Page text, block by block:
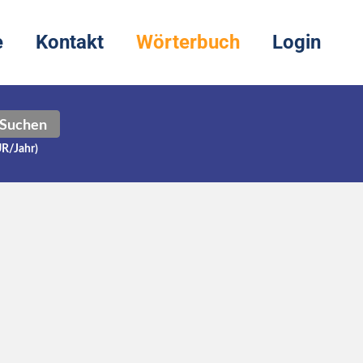
Kontakt Wörterbuch Login
Suchen
Jahr)